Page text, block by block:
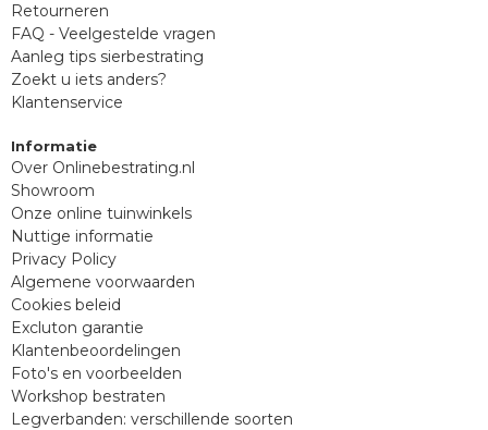
Retourneren
FAQ - Veelgestelde vragen
Aanleg tips sierbestrating
Zoekt u iets anders?
Klantenservice
Informatie
Over Onlinebestrating.nl
Showroom
Onze online tuinwinkels
Nuttige informatie
Privacy Policy
Algemene voorwaarden
Cookies beleid
Excluton garantie
Klantenbeoordelingen
Foto's en voorbeelden
Workshop bestraten
Legverbanden: verschillende soorten